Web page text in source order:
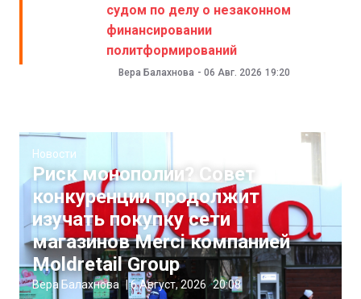
судом по делу о незаконном
финансировании
политформирований
Вера Балахнова - 06 Авг. 2026 19:20
Новости
Риск монополии? Совет
конкуренции продолжит
изучать покупку сети
магазинов Merci компанией
Moldretail Group
Вера Балахнова | 6 Август, 2026 20:08